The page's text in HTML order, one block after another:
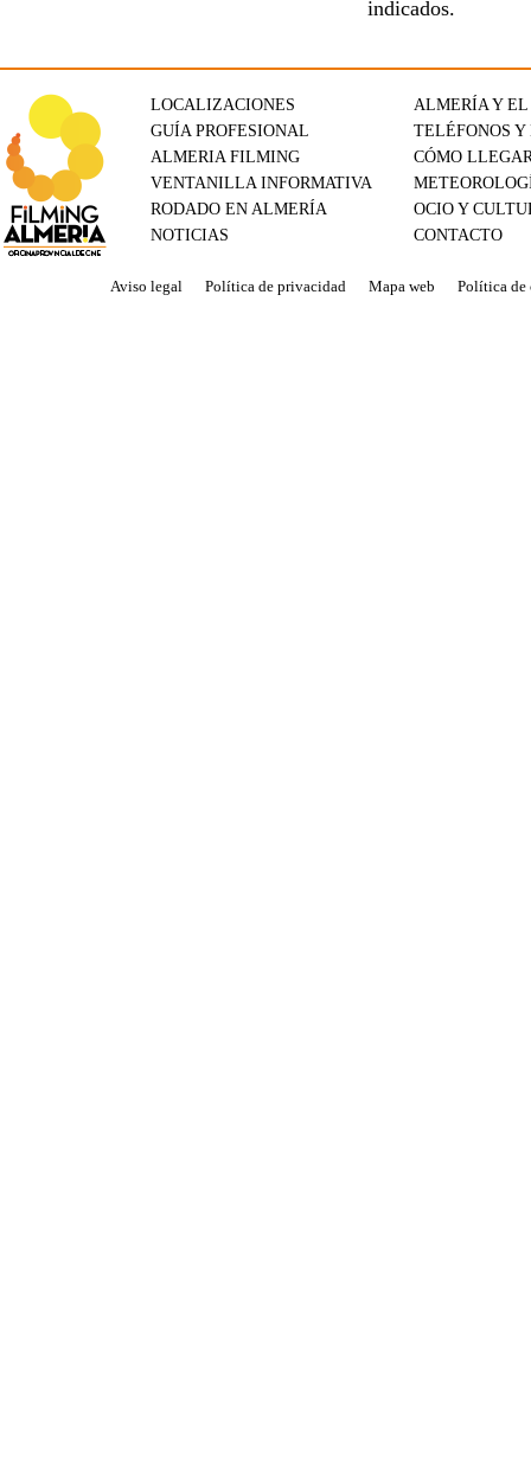
indicados.
LOCALIZACIONES
GUÍA PROFESIONAL
ALMERIA FILMING
VENTANILLA INFORMATIVA
RODADO EN ALMERÍA
NOTICIAS
ALMERÍA Y EL
TELÉFONOS Y
CÓMO
OCIO Y
CONTACTO
Aviso legal Política de privacidad Mapa web Política de